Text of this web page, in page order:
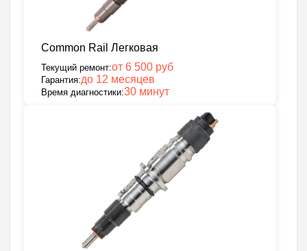
Common Rail Легковая
Текущий ремонт:от 6 500 руб
Гарантия:до 12 месяцев
Время диагностики:30 минут